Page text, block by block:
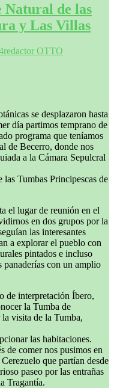
Natural de las
y Las Villas
redactor OTTO
se desplazaron hasta
día partimos temprano de
programa que teníamos
de Becerro, donde nos
a la Cámara Sepulcral
Tumbas Principescas de
el lugar de reunión en el
en dos grupos por la
las interesantes
a explorar el pueblo con
pintados e incluso
con un amplio
de interpretación Íbero,
la Tumba de
visita de la Tumba,
las habitaciones.
de comer nos pusimos en
que partían desde
paseo por las entrañas
Tragantía.